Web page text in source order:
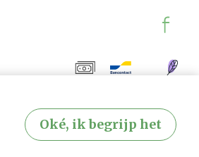
Oké, ik begrijp het